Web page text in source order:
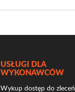
USŁUGI DLA
WYKONAWCÓW
Wykup dostęp do zleceń